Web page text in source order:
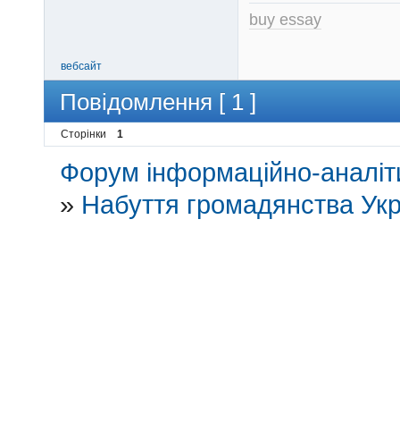
buy essay
вебсайт
Повідомлення [ 1 ]
Сторінки 1
Форум інформаційно-
» Набуття громадянства